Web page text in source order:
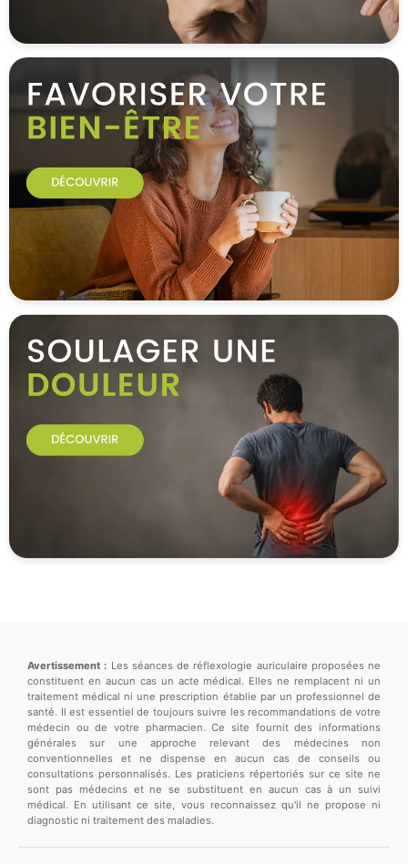
Avertissement : Les séances de réflexologie auriculaire proposées ne
constituent en aucun cas un acte médical. Elles ne remplacent ni un
traitement médical ni une prescription établie par un professionnel de
santé. Il est essentiel de toujours suivre les recommandations de votre
médecin ou de votre pharmacien. Ce site fournit des informations
générales sur une approche relevant des médecines non
conventionnelles et ne dispense en aucun cas de conseils ou
consultations personnalisés. Les praticiens répertoriés sur ce site ne
sont pas médecins et ne se substituent en aucun cas à un suivi
médical. En utilisant ce site, vous reconnaissez qu'il ne propose ni
diagnostic ni traitement des maladies.